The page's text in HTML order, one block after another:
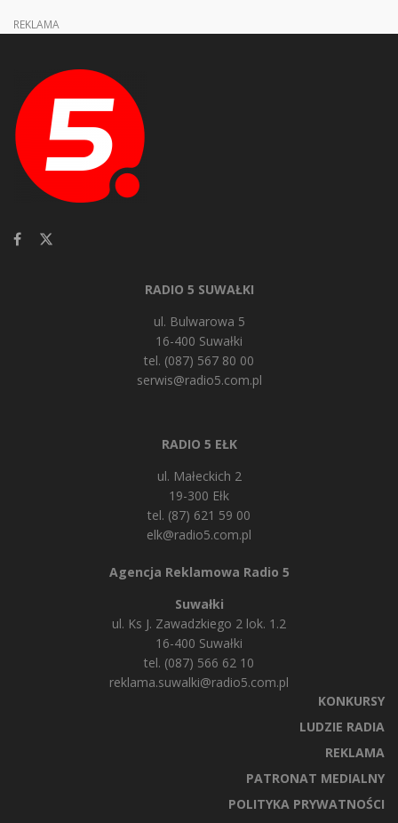
REKLAMA
RADIO 5 SUWAŁKI
ul. Bulwarowa 5
16-400 Suwałki
tel. (087) 567 80 00
serwis@radio5.com.pl
RADIO 5 EŁK
ul. Małeckich 2
19-300 Ełk
tel. (87) 621 59 00
elk@radio5.com.pl
Agencja Reklamowa Radio 5
Suwałki
ul. Ks J. Zawadzkiego 2 lok. 1.2
16-400 Suwałki
tel. (087) 566 62 10
reklama.suwalki@radio5.com.pl
KONKURSY
LUDZIE RADIA
REKLAMA
PATRONAT MEDIALNY
POLITYKA PRYWATNOŚCI